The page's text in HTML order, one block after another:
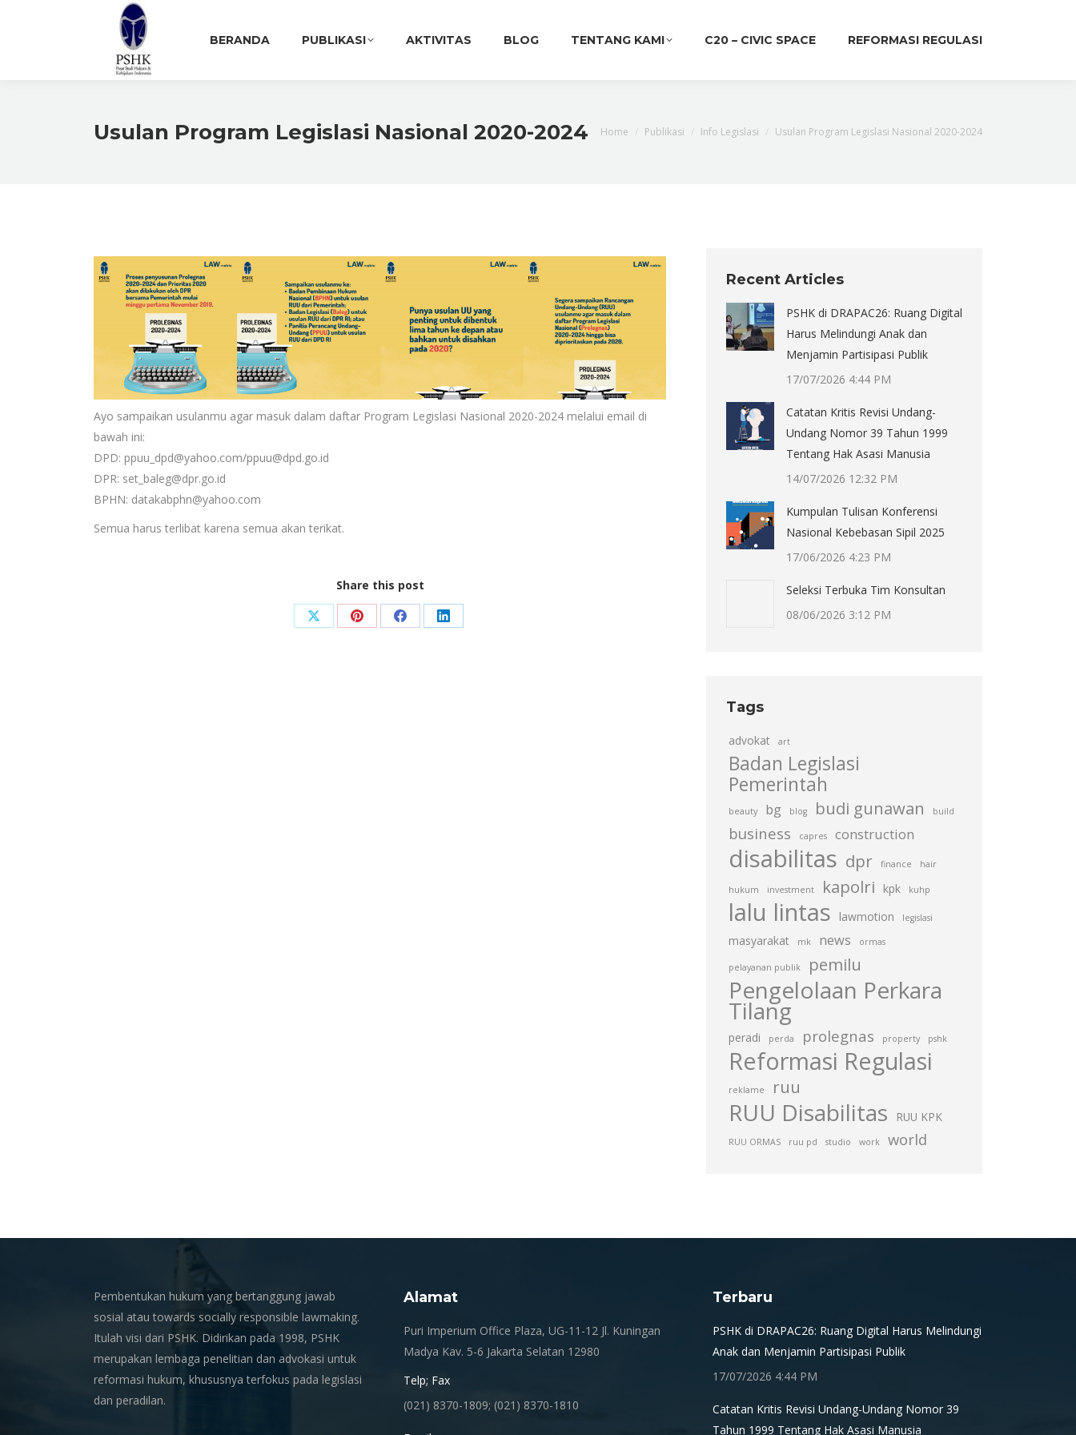
BERANDA PUBLIKASI AKTIVITAS BLOG TENTANG KAMI C20 – CIVIC SPACE REFORMASI REGULASI
Usulan Program Legislasi Nasional 2020-2024 You are here:
Home Publikasi Info Legislasi Usulan Program Legislasi Nasional 2020-2024
Ayo sampaikan usulanmu agar masuk dalam daftar Program Legislasi Nasional 2020-2024 melalui email di
bawah ini:
DPD: ppuu_dpd@yahoo.com/ppuu@dpd.go.id
DPR: set_baleg@dpr.go.id
BPHN: datakabphn@yahoo.com
Semua harus terlibat karena semua akan terikat.
Share this post
Share Share Share Share
Recent Articles
PSHK di DRAPAC26: Ruang Digital
Harus Melindungi Anak dan
Menjamin Partisipasi Publik
17/07/2026 4:44 PM
Catatan Kritis Revisi Undang-
Undang Nomor 39 Tahun 1999
Tentang Hak Asasi Manusia
14/07/2026 12:32 PM
Kumpulan Tulisan Konferensi
Nasional Kebebasan Sipil 2025
17/06/2026 4:23 PM
Seleksi Terbuka Tim Konsultan
08/06/2026 3:12 PM
Tags
advokat art
Badan Legislasi
Pemerintah
beauty bg blog budi gunawan build
business capres construction
disabilitas dpr finance hair
hukum investment kapolri kpk kuhp
lalu lintas lawmotion legislasi
masyarakat mk news ormas
pelayanan publik pemilu
Pengelolaan Perkara
Tilang
peradi perda prolegnas property pshk
Reformasi Regulasi
reklame ruu
RUU Disabilitas RUU KPK
RUU ORMAS ruu pd studio work world
Pembentukan hukum yang bertanggung jawab
sosial atau towards socially responsible lawmaking.
Itulah visi dari PSHK. Didirikan pada 1998, PSHK
merupakan lembaga penelitian dan advokasi untuk
reformasi hukum, khususnya terfokus pada legislasi
dan peradilan.
Alamat
Puri Imperium Office Plaza, UG-11-12 Jl. Kuningan
Madya Kav. 5-6 Jakarta Selatan 12980
Telp; Fax
(021) 8370-1809; (021) 8370-1810
Terbaru
PSHK di DRAPAC26: Ruang Digital Harus Melindungi
Anak dan Menjamin Partisipasi Publik
17/07/2026 4:44 PM
Catatan Kritis Revisi Undang-Undang Nomor 39
Tahun 1999 Tentang Hak Asasi Manusia